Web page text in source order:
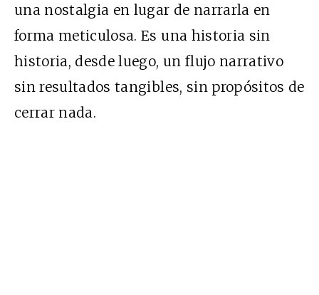
una nostalgia en lugar de narrarla en
forma meticulosa. Es una historia sin
historia, desde luego, un flujo narrativo
sin resultados tangibles, sin propósitos de
cerrar nada.